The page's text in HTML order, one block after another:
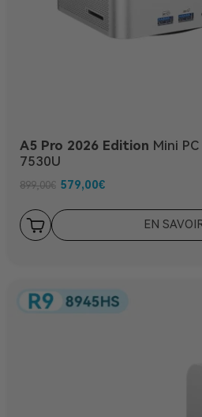
A5 Pro 2026 Edition Mini
7530U
899,00€ 579,00€
EN